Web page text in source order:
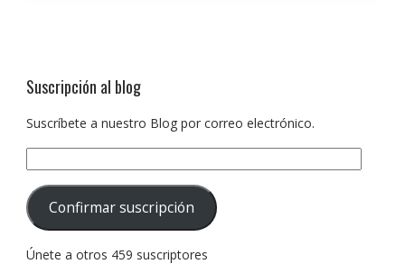
Suscripción al blog
Suscríbete a nuestro Blog por correo electrónico.
de
correo
electrónico:
Confirmar suscripción
Únete a otros 459 suscriptores